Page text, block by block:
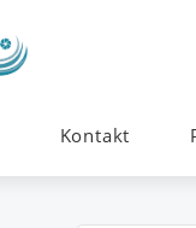
Kontakt